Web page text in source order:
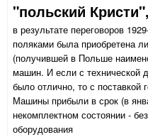
"польский
в результате переговоров
поляками была приобретена
(получившей в Польше
машин. И если с технической
было отлично, то с поставкой
Машины прибыли в срок (в
некомплектном состоянии -
оборудования